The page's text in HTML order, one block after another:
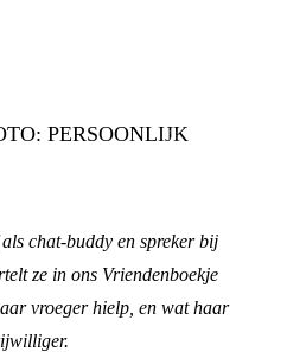
PERSOONLIJK
chat-buddy en spreker bij
ze in ons Vriendenboekje
vroeger hielp, en wat haar